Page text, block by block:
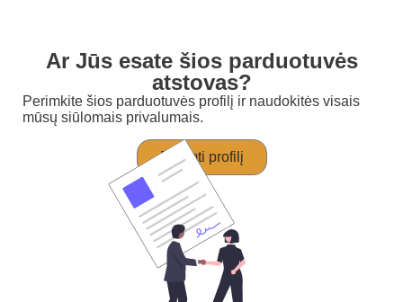
Ar Jūs esate šios parduotuvės
atstovas?
Perimkite šios parduotuvės profilį ir naudokitės visais
mūsų siūlomais privalumais.
Perimti profilį